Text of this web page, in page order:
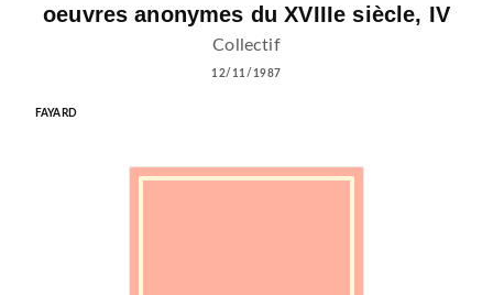
oeuvres anonymes du XVIIIe siècle, IV
Collectif
12/11/1987
FAYARD